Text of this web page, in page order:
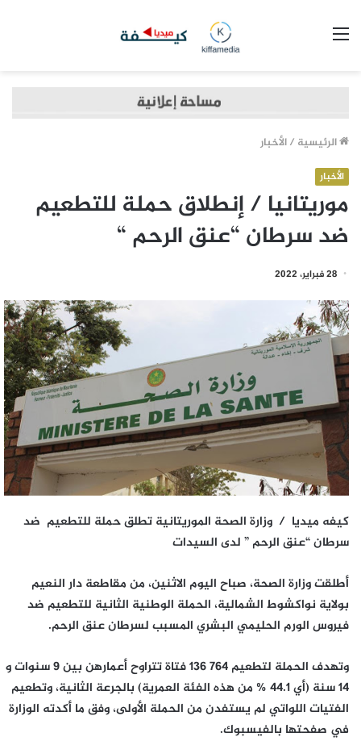
الرئيسية /الأخبار
الأخبار
موريتانيا / إنطلاق حملة للتطعيم
ضد سرطان “عنق الرحم “
28 فبراير، 2022
كيفه ميديا / وزارة الصحة الموريتانية تطلق حملة للتطعيم ضد
سرطان “عنق الرحم ” لدى السيدات
أطلقت وزارة الصحة، صباح اليوم الاثنين، من مقاطعة دار النعيم
بولاية نواكشوط الشمالية، الحملة الوطنية الثانية للتطعيم ضد
فيروس الورم الحليمي البشري المسبب لسرطان عنق الرحم.
وتهدف الحملة لتطعيم 764 136 فتاة تتراوح أعمارهن بين 9 سنوات و
14 سنة (أي 44.1 % من هذه الفئة العمرية) بالجرعة الثانية، وتطعيم
الفتيات اللواتي لم يستفدن من الحملة الأولى، وفق ما أكدته الوزارة
في صفحتها بالفيسبوك.